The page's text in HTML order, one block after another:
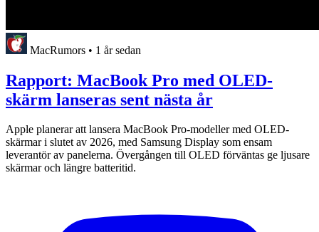
MacRumors • 1 år sedan
Rapport: MacBook Pro med OLED-
skärm lanseras sent nästa år
Apple planerar att lansera MacBook Pro-modeller med OLED-
skärmar i slutet av 2026, med Samsung Display som ensam
leverantör av panelerna. Övergången till OLED förväntas ge ljusare
skärmar och längre batteritid.